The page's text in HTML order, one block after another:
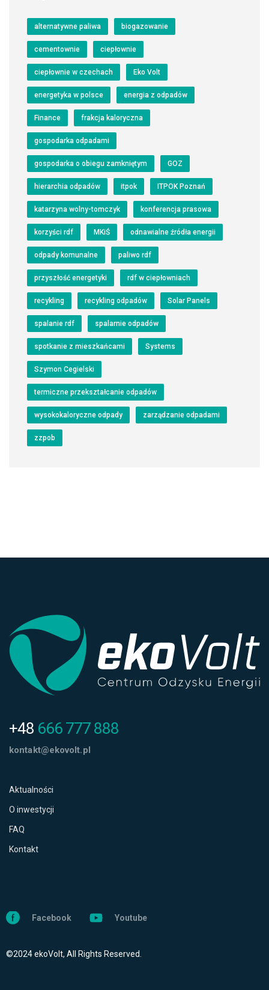
alternatywne paliwa biogazowanie
cementownie ciepłownie
ciepłownie w czechach Eko Volt
energetyka w polsce energia z odpadów
Finance frakcja kaloryczna
gospodarka odpadami
gospodarka o obiegu zamkniętym GOZ
hierarchia odpadów itpok ITPOK Poznań
katarzyna wolny-tomczyk konferencja prasowa
korzyści rdf MKiŚ odnawialne źródła energii
odpady komunalne paliwo rdf
przyszłość energetyki rdf w ciepłowniach
recykling recykling odpadów Solar Panels
spalanie rdf spalarnie odpadów
spotkanie z mieszkańcami Systems
Szymon Cegielski
termiczne przekształcanie odpadów
wysokokaloryczne odpady zarządzanie odpadami
zzpob
+48 666 777 888
kontakt@ekovolt.pl
Aktualności
O inwestycji
FAQ
Kontakt
Facebook Youtube
©2024 ekoVolt, All Rights Reserved.